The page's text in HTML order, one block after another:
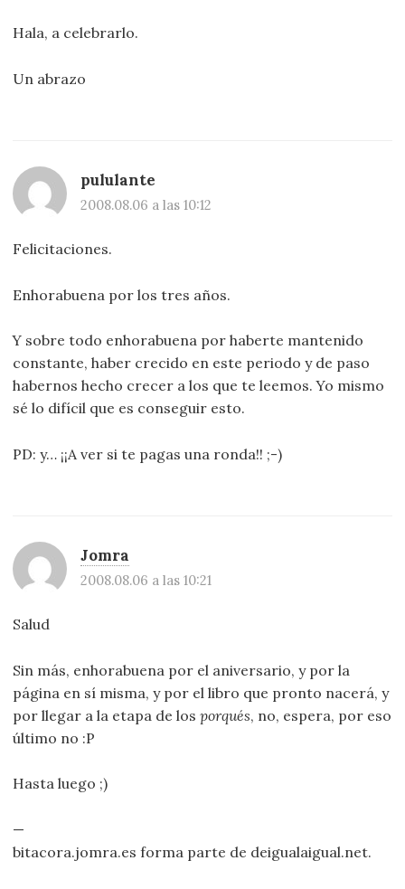
Hala, a celebrarlo.
Un abrazo
pululante
2008.08.06 a las 10:12
Felicitaciones.
Enhorabuena por los tres años.
Y sobre todo enhorabuena por haberte mantenido
constante, haber crecido en este periodo y de paso
habernos hecho crecer a los que te leemos. Yo mismo
sé lo difícil que es conseguir esto.
PD: y… ¡¡A ver si te pagas una ronda!! ;-)
Jomra
2008.08.06 a las 10:21
Salud
Sin más, enhorabuena por el aniversario, y por la
página en sí misma, y por el libro que pronto nacerá, y
por llegar a la etapa de losporqués, no, espera, por eso
último no :P
Hasta luego ;)
—
bitacora.jomra.es forma parte de deigualaigual.net.